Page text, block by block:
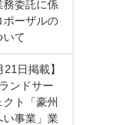
務委託に係
ポーザルの
いて
21日掲載】
ンドサー
ト「豪州
い事業」業